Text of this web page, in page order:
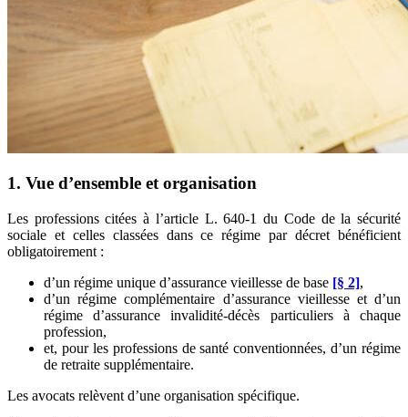
1. Vue d’ensemble et organisation
Les professions citées à l’article L. 640-1 du Code de la sécurité
sociale et celles classées dans ce régime par décret bénéficient
obligatoirement :
d’un régime unique d’assurance vieillesse de base [§ 2],
d’un régime complémentaire d’assurance vieillesse et d’un
régime d’assurance invalidité-décès particuliers à chaque
profession,
et, pour les professions de santé conventionnées, d’un régime
de retraite supplémentaire.
Les avocats relèvent d’une organisation spécifique.